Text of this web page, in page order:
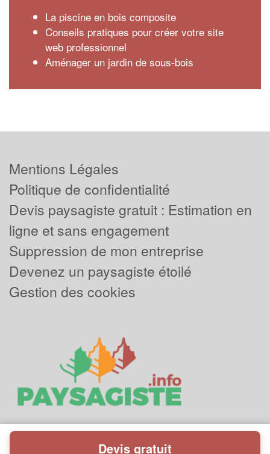
La piscine en bois composite
Conseils pratiques pour créer votre site
web professionnel
Aménager un jardin de sous-bois
Mentions Légales
Politique de confidentialité
Devis paysagiste gratuit : Estimation en
ligne et sans engagement
Suppression de mon entreprise
Devenez un paysagiste étoilé
Gestion des cookies
Devis gratuit